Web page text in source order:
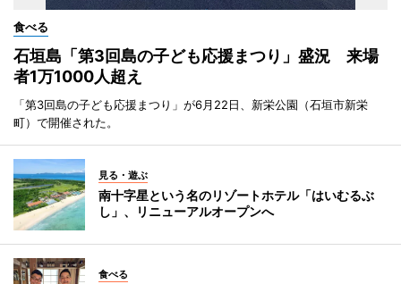
食べる
石垣島「第3回島の子ども応援まつり」盛況 来場
者1万1000人超え
「第3回島の子ども応援まつり」が6月22日、新栄公園（石垣市新栄
町）で開催された。
見る・遊ぶ
南十字星という名のリゾートホテル「はいむるぶ
し」、リニューアルオープンへ
食べる